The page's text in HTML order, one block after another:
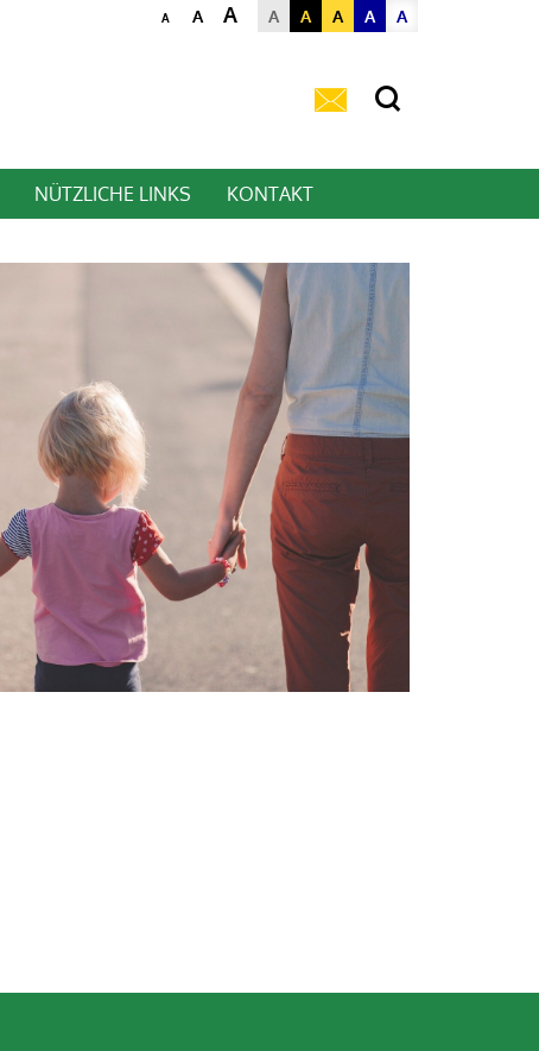
A A A A A A A A
NÜTZLICHE LINKS KONTAKT